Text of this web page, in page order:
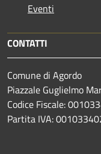
Eventi
CONTATTI
Comune di Agordo
Piazzale Guglielmo
Codice Fiscale:
Partita IVA: